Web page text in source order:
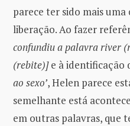
parece ter sido mais uma
liberação. Ao fazer
confundiu a palavra river
(rebite)]e à identificação
ao sexo’, Helen parece
semelhante está
em outras palavras, que